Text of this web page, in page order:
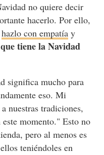
no quiere decir
hacerlo. Por ello,
hazlo con empatíay
tiene la Navidad
significa mucho para
eso. Mi
nuestras tradiciones,
este momento." Esto no
pero al menos es
teniéndoles en